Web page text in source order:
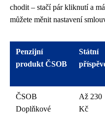
chodit – stačí pár kliknutí a
můžete měnit nastavení
Penzijní
produkt ČSOB
Státní
ČSOB
Doplňkové
Až 230
Kč